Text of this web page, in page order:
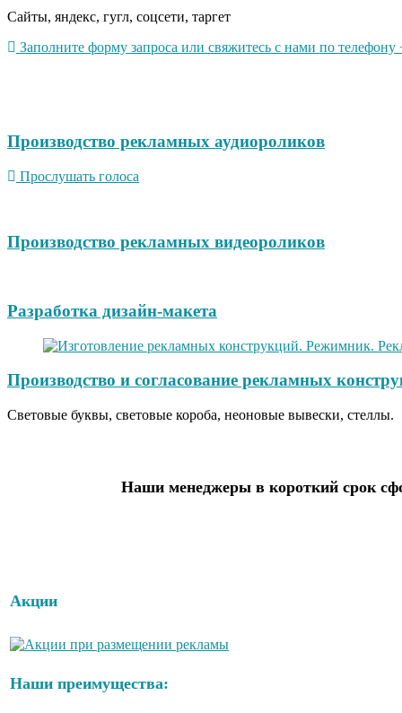
Сайты, яндекс, гугл, соцсети, таргет
Заполните форму запроса или свяжитесь с нами по
Производство рекламных аудиороликов
Прослушать голоса
Производство рекламных видеороликов
Разработка дизайн-макета
Производство и согласование рекламных
Световые буквы, световые короба, неоновые вывески, стеллы.
Наши менеджеры в короткий срок
Акции
Наши преимущества: